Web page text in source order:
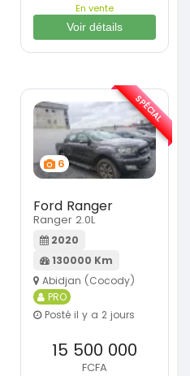
En vente
Voir détails
6
Ford Ranger
Ranger 2.0L
2020
130000 Km
Abidjan (Cocody)
PRO
Posté il y a 2 jours
15 500 000
FCFA
SPÉCIAL